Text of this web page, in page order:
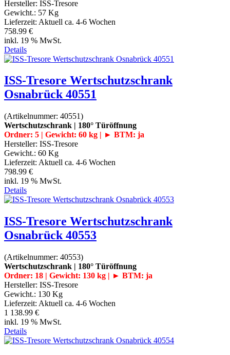
Hersteller: ISS-Tresore
Gewicht.: 57 Kg
Lieferzeit: Aktuell ca. 4-6 Wochen
758.99 €
inkl. 19 % MwSt.
Details
ISS-Tresore Wertschutzschrank
Osnabrück 40551
(Artikelnummer: 40551)
Wertschutzschrank | 180° Türöffnung
Ordner: 5 | Gewicht: 60 kg | ► BTM: ja
Hersteller: ISS-Tresore
Gewicht.: 60 Kg
Lieferzeit: Aktuell ca. 4-6 Wochen
798.99 €
inkl. 19 % MwSt.
Details
ISS-Tresore Wertschutzschrank
Osnabrück 40553
(Artikelnummer: 40553)
Wertschutzschrank | 180° Türöffnung
Ordner: 18 | Gewicht: 130 kg | ► BTM: ja
Hersteller: ISS-Tresore
Gewicht.: 130 Kg
Lieferzeit: Aktuell ca. 4-6 Wochen
1 138.99 €
inkl. 19 % MwSt.
Details